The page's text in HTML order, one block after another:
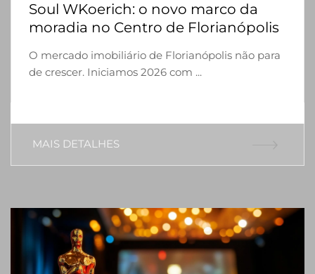
Soul WKoerich: o novo marco da
moradia no Centro de Florianópolis
O mercado imobiliário de Florianópolis não para
de crescer. Iniciamos 2026 com ...
MAIS DETALHES